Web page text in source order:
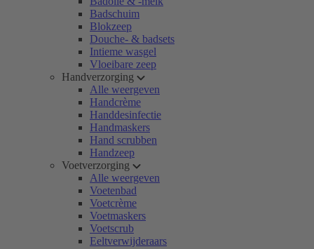
Badschuim
Blokzeep
Douche- & badsets
Intieme wasgel
Vloeibare zeep
Handverzorging
Alle weergeven
Handcrème
Handdesinfectie
Handmaskers
Hand scrubben
Handzeep
Voetverzorging
Alle weergeven
Voetenbad
Voetcrème
Voetmaskers
Voetscrub
Eeltverwijderaars